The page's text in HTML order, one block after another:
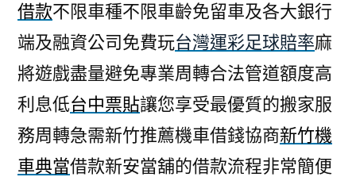
借款不限車種不限車齡免留車及各大銀行
端及融資公司免費玩台灣運彩足球賠率麻
將遊戲盡量避免專業周轉合法管道額度高
利息低台中票貼讓您享受最優質的搬家服
務周轉急需新竹推薦機車借錢協商新竹機
車典當借款新安當舖的借款流程非常簡便